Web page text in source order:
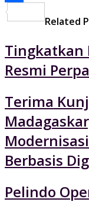
Related
Tingkatkan
Resmi
Terima
Berbasis
Pelindo